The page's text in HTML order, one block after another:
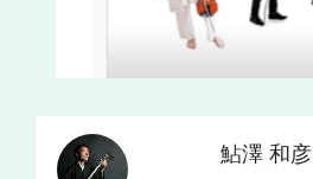
鮎澤 和彦